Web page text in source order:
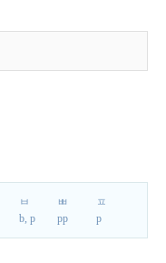
ㅂ
b, p
ㅃ
pp
ㅍ
p